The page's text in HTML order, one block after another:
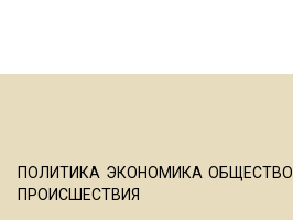
ПОЛИТИКА ЭКОНОМИКА ОБЩЕСТВО
ПРОИСШЕСТВИЯ